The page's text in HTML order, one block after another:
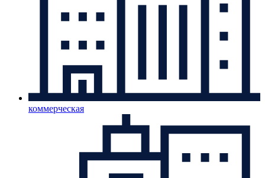
коммерческая